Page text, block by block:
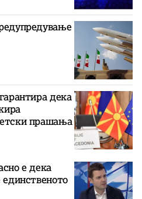
дека
прашања
е дека